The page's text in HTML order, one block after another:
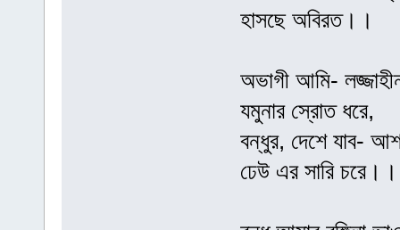
হাসছে অবিরত।।
অভাগী আমি-
যমুনার স্রোত ধরে,
বন্ধুর, দেশে যাব-
ঢেউ এর সারি চরে।।